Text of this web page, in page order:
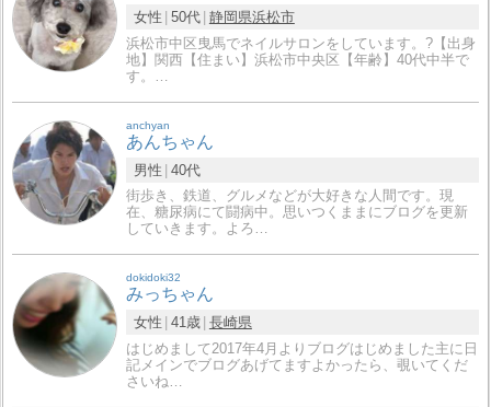
女性 50代 静岡県浜松市
浜松市中区曳馬でネイルサロンをしています。?【出身
地】関西【住まい】浜松市中央区【年齢】40代中半で
す。…
anchyan
あんちゃん
男性 40代
街歩き、鉄道、グルメなどが大好きな人間です。現
在、糖尿病にて闘病中。思いつくままにブログを更新
していきます。よろ…
dokidoki32
みっちゃん
女性 41歳 長崎県
はじめまして2017年4月よりブログはじめました主に日
記メインでブログあげてますよかったら、覗いてくだ
さいね…